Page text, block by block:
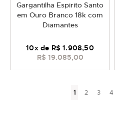
Gargantilha Espirito Santo
em Ouro Branco 18k com
Diamantes
R$ 19.085,00
10x de R$ 1.908,50
Você
1 Página
2 Página
3 4